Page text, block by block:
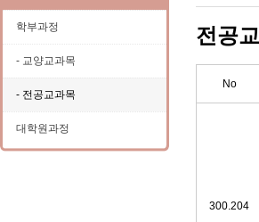
전공
No
300.204
학부과정
- 교양교과목
- 전공교과목
대학원과정